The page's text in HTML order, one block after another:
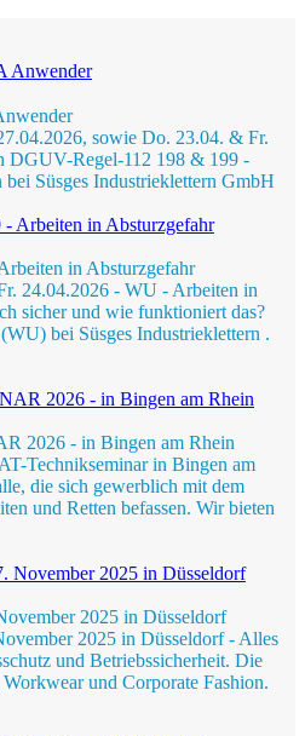
sowie Do. 23.04. & Fr.
DGUV-Regel-112 198 & 199 -
Süsges Industrieklettern GmbH
in Absturzgefahr
24.04.2026 - WU - Arbeiten in
sicher und wie funktioniert das?
bei Süsges Industrieklettern .
2026 - in Bingen am Rhein
Technikseminar in Bingen am
die sich gewerblich mit dem
und Retten befassen. Wir bieten
2025 in Düsseldorf
2025 in Düsseldorf - Alles
und Betriebssicherheit. Die
und Corporate Fashion.